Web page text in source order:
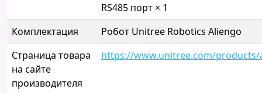
RS485 порт × 1
Комплектация
Робот Unitree Robotics Aliengo
Страница товара
на сайте
производителя
https://www.unitree.com/